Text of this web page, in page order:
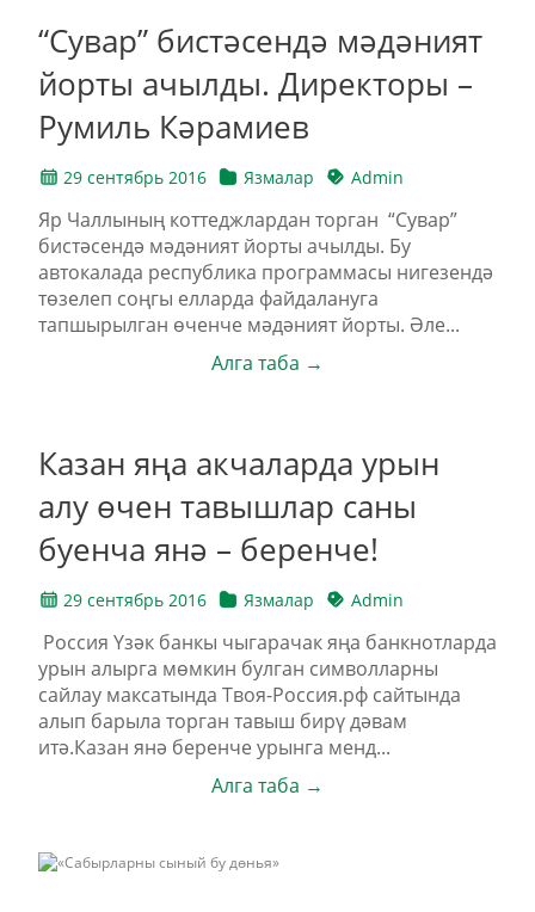
“Сувар” бистәсендә мәдәният
йорты ачылды. Директоры –
Румиль Кәрамиев
29 сентябрь 2016 Язмалар Admin
Яр Чаллының коттеджлардан торган “Сувар”
бистәсендә мәдәният йорты ачылды. Бу
автокалада республика программасы нигезендә
төзелеп соңгы елларда файдалануга
тапшырылган өченче мәдәният йорты. Әле...
Алга таба →
Казан яңа акчаларда урын
алу өчен тавышлар саны
буенча янә – беренче!
29 сентябрь 2016 Язмалар Admin
Россия Үзәк банкы чыгарачак яңа банкнотларда
урын алырга мөмкин булган символларны
сайлау максатында Твоя-Россия.рф сайтында
алып барыла торган тавыш бирү дәвам
итә.Казан янә беренче урынга менд...
Алга таба →